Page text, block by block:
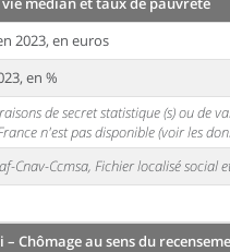
2023, en euros
en %
de secret statistique (s) ou de
n'est pas disponible (voir les
Cnav-Ccmsa, Fichier localisé
– Chômage au sens du